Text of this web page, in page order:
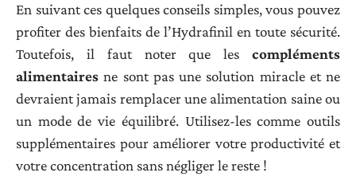
En suivant ces quelques conseils simples, vous pouvez
profiter des bienfaits de l’Hydrafinil en toute sécurité.
Toutefois, il faut noter que les compléments
alimentaires ne sont pas une solution miracle et ne
devraient jamais remplacer une alimentation saine ou
un mode de vie équilibré. Utilisez-les comme outils
supplémentaires pour améliorer votre productivité et
votre concentration sans négliger le reste !